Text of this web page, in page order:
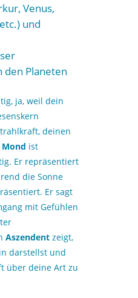
Venus,
und
den Planeten
ja, weil dein
deinen
Mond ist
Er repräsentiert
die Sonne
Er sagt
mit Gefühlen
Aszendentzeigt,
darstellst und
über deine Art zu